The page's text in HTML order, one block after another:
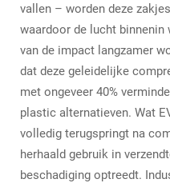
vallen – worden deze
waardoor de lucht
van de impact langzamer
dat deze geleidelijke
met ongeveer 40%
plastic alternatieven. Wat
volledig terugspringt na
herhaald gebruik in
beschadiging optreedt.